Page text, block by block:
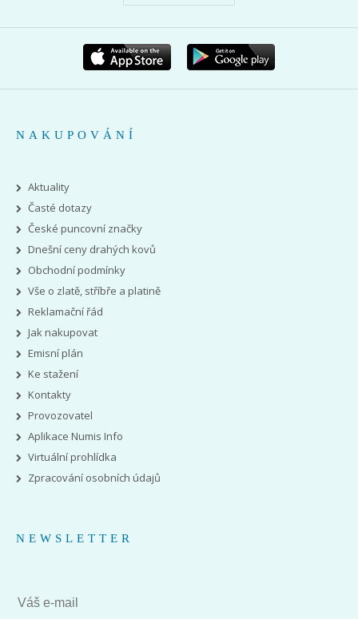
NAKUPOVÁNÍ
Aktuality
Časté dotazy
České puncovní značky
Dnešní ceny drahých kovů
Obchodní podmínky
Vše o zlatě, stříbře a platině
Reklamační řád
Jak nakupovat
Emisní plán
Ke stažení
Kontakty
Provozovatel
Aplikace Numis Info
Virtuální prohlídka
Zpracování osobních údajů
NEWSLETTER